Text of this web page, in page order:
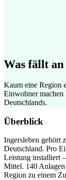
Was fällt an
Kaum eine Region
Einwohner machen
Deutschlands.
Überblick
Ingersleben gehört
Deutschland. Pro
Leistung installiert
Mittel. 140 Anlagen
Region zu einem